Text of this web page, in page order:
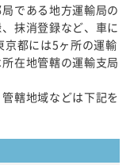
である地方運輸局の
抹消登録など、車に
京都には5ヶ所の運輸
在地管轄の運輸支局
轄地域などは下記を